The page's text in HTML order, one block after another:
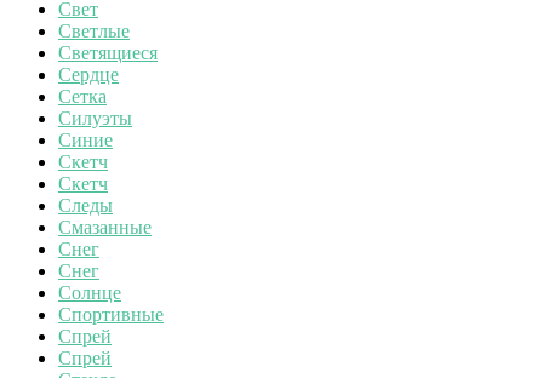
Свет
Светлые
Светящиеся
Сердце
Сетка
Силуэты
Синие
Скетч
Скетч
Следы
Смазанные
Снег
Снег
Солнце
Спортивные
Спрей
Спрей